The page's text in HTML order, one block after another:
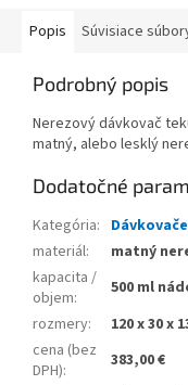
Popis Súvisiace
Podrobný popis
Nerezový dávkovač
matný, alebo lesklý
Dodatočné
Kategória:
materiál:
matný
kapacita /
objem:
500 ml
rozmery:
120 x 30 x
cena (bez
DPH): 383,00 €